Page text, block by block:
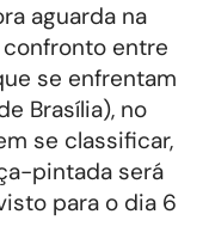
aguarda na
entre
se enfrentam
Brasília), no
se classificar,
pintada será
para o dia 6